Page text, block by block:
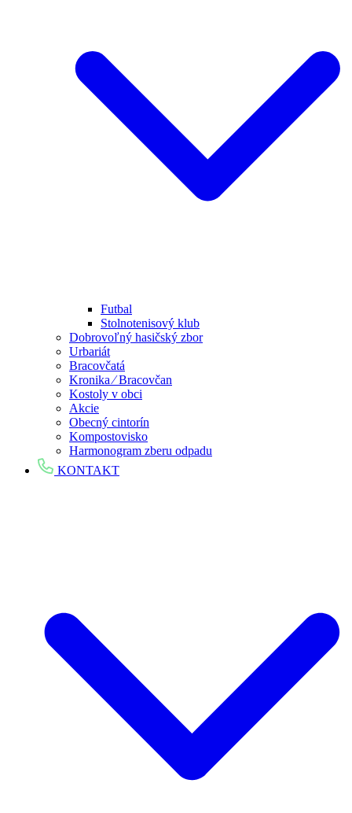
Futbal
Stolnotenisový klub
Dobrovoľný hasičský zbor
Urbariát
Bracovčatá
Kronika ⁄ Bracovčan
Kostoly v obci
Akcie
Obecný cintorín
Kompostovisko
Harmonogram zberu odpadu
KONTAKT